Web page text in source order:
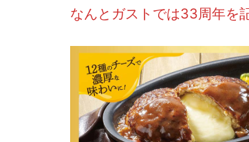
なんとガストでは33周年を